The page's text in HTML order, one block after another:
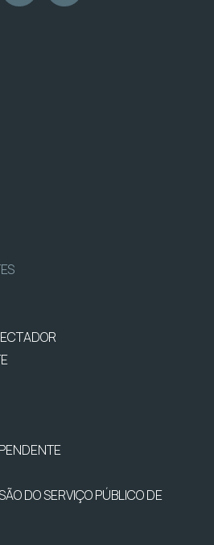
DO SERVIÇO PÚBLICO DE